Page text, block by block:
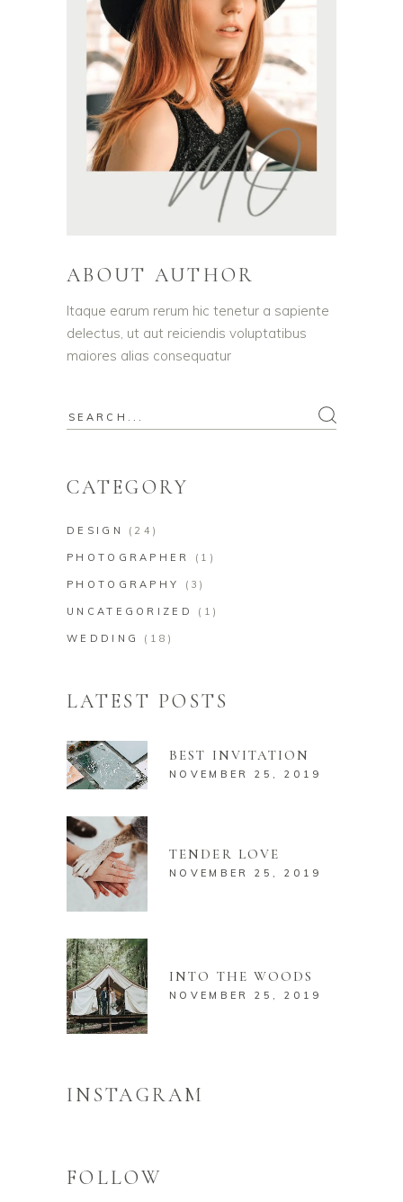
ABOUT AUTHOR
Itaque earum rerum hic tenetur a sapiente
delectus, ut aut reiciendis voluptatibus
maiores alias consequatur
Search
CATEGORY
DESIGN (24)
PHOTOGRAPHER (1)
PHOTOGRAPHY (3)
UNCATEGORIZED (1)
WEDDING (18)
LATEST POSTS
BEST INVITATION
NOVEMBER 25, 2019
TENDER LOVE
NOVEMBER 25, 2019
INTO THE WOODS
NOVEMBER 25, 2019
INSTAGRAM
FOLLOW